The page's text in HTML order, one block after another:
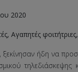
2020
Αγαπητές φοιτήτριες,
ξεκίνησαν ήδη να